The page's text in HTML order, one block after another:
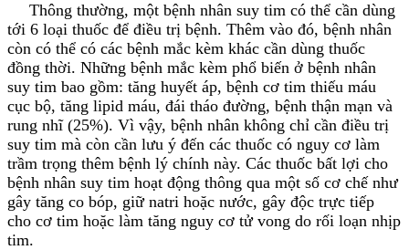
Thông thường, một bệnh nhân suy tim có thể cần dùng
tới 6 loại thuốc để điều trị bệnh. Thêm vào đó, bệnh nhân
còn có thể có các bệnh mắc kèm khác cần dùng thuốc
đồng thời. Những bệnh mắc kèm phổ biến ở bệnh nhân
suy tim bao gồm: tăng huyết áp, bệnh cơ tim thiếu máu
cục bộ, tăng lipid máu, đái tháo đường, bệnh thận mạn và
rung nhĩ (25%). Vì vậy, bệnh nhân không chỉ cần điều trị
suy tim mà còn cần lưu ý đến các thuốc có nguy cơ làm
trầm trọng thêm bệnh lý chính này. Các thuốc bất lợi cho
bệnh nhân suy tim hoạt động thông qua một số cơ chế như
gây tăng co bóp, giữ natri hoặc nước, gây độc trực tiếp
cho cơ tim hoặc làm tăng nguy cơ tử vong do rối loạn nhịp
tim.